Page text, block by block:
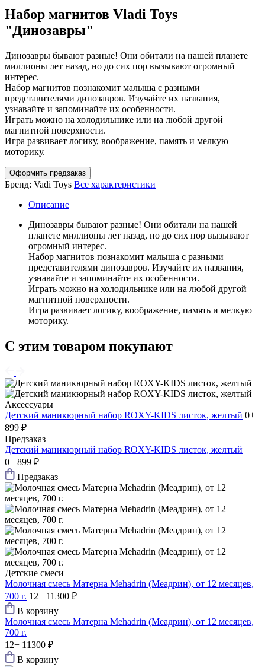
Набор магнитов Vladi Toys
"Динозавры"
Динозавры бывают разные! Они обитали на нашей планете
миллионы лет назад, но до сих пор вызывают огромный
интерес.
Набор магнитов познакомит малыша с разными
представителями динозавров. Изучайте их названия,
узнавайте и запоминайте их особенности.
Играть можно на холодильнике или на любой другой
магнитной поверхности.
Игра развивает логику, воображение, память и мелкую
моторику.
Оформить предзаказ
Бренд: Vadi Toys Все характеристики
Описание
Динозавры бывают разные! Они обитали на нашей
планете миллионы лет назад, но до сих пор вызывают
огромный интерес.
Набор магнитов познакомит малыша с разными
представителями динозавров. Изучайте их названия,
узнавайте и запоминайте их особенности.
Играть можно на холодильнике или на любой другой
магнитной поверхности.
Игра развивает логику, воображение, память и мелкую
моторику.
С этим товаром покупают
Аксессуары
Детский маникюрный набор ROXY-KIDS листок, желтый 0+
899 ₽
Предзаказ
Детский маникюрный набор ROXY-KIDS листок, желтый
0+ 899 ₽
Предзаказ
Детские смеси
Молочная смесь Матерна Mehadrin (Меадрин), от 12 месяцев,
700 г. 12+ 11300 ₽
В корзину
Молочная смесь Матерна Mehadrin (Меадрин), от 12 месяцев,
700 г.
12+ 11300 ₽
В корзину